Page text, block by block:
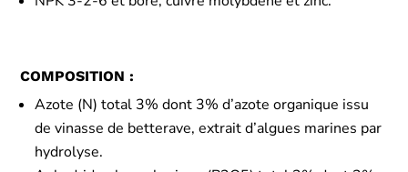
COMPOSITION :
Azote (N) total 3% dont 3% d’azote organique issu
de vinasse de betterave, extrait d’algues marines par
hydrolyse.